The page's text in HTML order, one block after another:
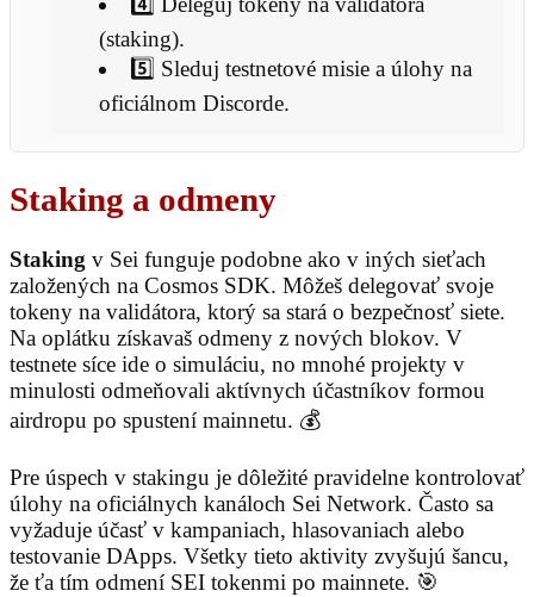
(staking).
5️⃣ Sleduj testnetové misie a úlohy na
oficiálnom Discorde.
Staking a odmeny
Staking v Sei funguje podobne ako v iných sieťach
založených na Cosmos SDK. Môžeš delegovať svoje
tokeny na validátora, ktorý sa stará o bezpečnosť siete.
Na oplátku získavaš odmeny z nových blokov. V
testnete síce ide o simuláciu, no mnohé projekty v
minulosti odmeňovali aktívnych účastníkov formou
airdropu po spustení mainnetu. 💰
Pre úspech v stakingu je dôležité pravidelne kontrolovať
úlohy na oficiálnych kanáloch Sei Network. Často sa
vyžaduje účasť v kampaniach, hlasovaniach alebo
testovanie DApps. Všetky tieto aktivity zvyšujú šancu,
že ťa tím odmení SEI tokenmi po mainnete. 🎯